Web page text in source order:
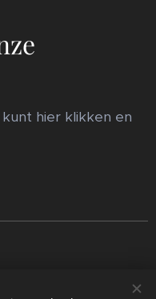
hier klikken en